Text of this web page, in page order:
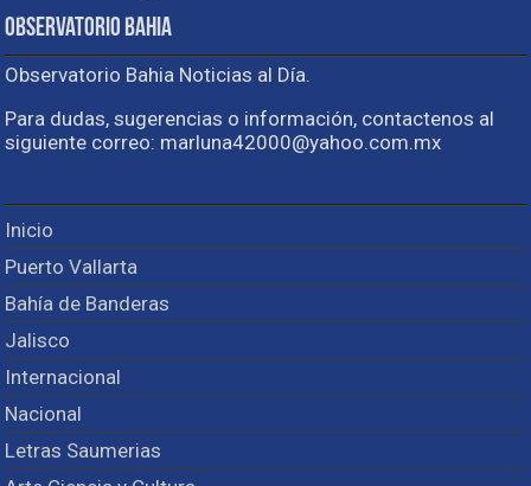
Observatorio Bahia
Observatorio Bahia Noticias al Día.
Para dudas, sugerencias o información, contactenos al
siguiente correo: marluna42000@yahoo.com.mx
Inicio
Puerto Vallarta
Bahía de Banderas
Jalisco
Internacional
Nacional
Letras Saumerias